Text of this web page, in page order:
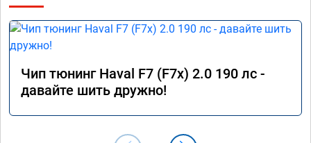
Чип тюнинг Haval F7 (F7x) 2.0 190 лс -
давайте шить дружно!